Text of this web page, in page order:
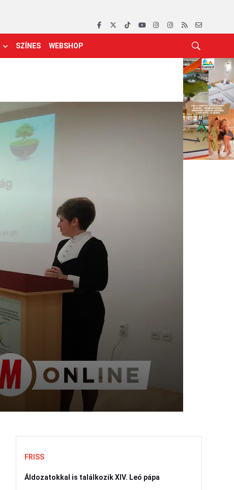
SZÍNES WEBSHOP
FRISS
Áldozatokkal is találkozik XIV. Leó pápa